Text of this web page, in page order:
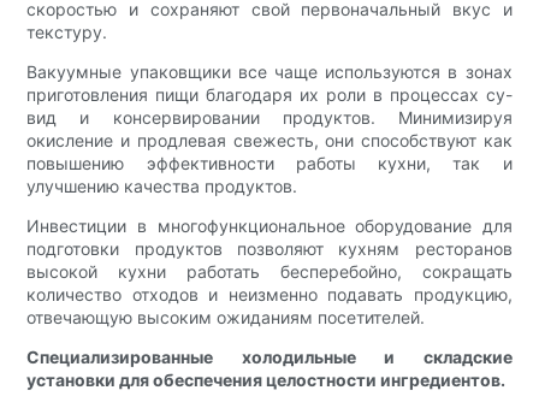
скоростью и сохраняют свой первоначальный вкус и
текстуру.
Вакуумные упаковщики все чаще используются в зонах
приготовления пищи благодаря их роли в процессах су-
вид и консервировании продуктов. Минимизируя
окисление и продлевая свежесть, они способствуют как
повышению эффективности работы кухни, так и
улучшению качества продуктов.
Инвестиции в многофункциональное оборудование для
подготовки продуктов позволяют кухням ресторанов
высокой кухни работать бесперебойно, сокращать
количество отходов и неизменно подавать продукцию,
отвечающую высоким ожиданиям посетителей.
Специализированные холодильные и складские
установки для обеспечения целостности ингредиентов.